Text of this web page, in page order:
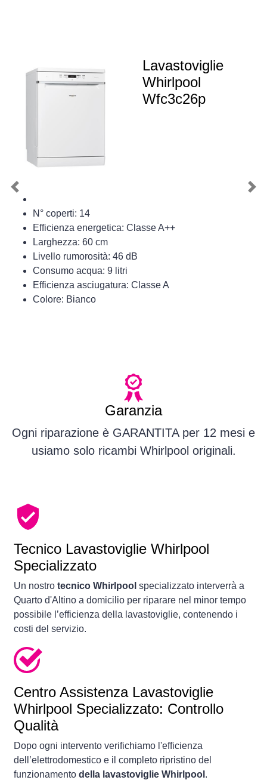
Lavastoviglie
Whirlpool
Wfc3c26p
N° coperti: 14
Efficienza energetica: Classe A++
Larghezza: 60 cm
Livello rumorosità: 46 dB
Consumo acqua: 9 litri
Efficienza asciugatura: Classe A
Colore: Bianco
Previous
Garanzia
Ogni riparazione è GARANTITA per 12 mesi e
usiamo solo ricambi Whirlpool originali.
Tecnico Lavastoviglie Whirlpool
Specializzato
Un nostro tecnico Whirlpool specializzato interverrà a
Quarto d'Altino a domicilio per riparare nel minor tempo
possibile l’efficienza della lavastoviglie, contenendo i
costi del servizio.
Centro Assistenza Lavastoviglie
Whirlpool Specializzato: Controllo
Qualità
Dopo ogni intervento verifichiamo l'efficienza
dell’elettrodomestico e il completo ripristino del
funzionamento della lavastoviglie Whirlpool .